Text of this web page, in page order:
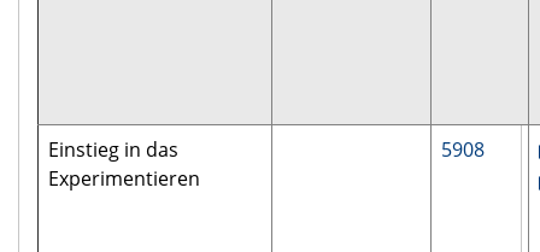
Einstieg in das
Experimentieren
5908